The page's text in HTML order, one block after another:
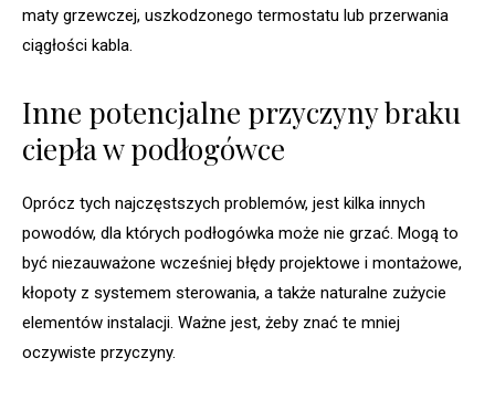
maty grzewczej, uszkodzonego termostatu lub przerwania
ciągłości kabla.
Inne potencjalne przyczyny braku
ciepła w podłogówce
Oprócz tych najczęstszych problemów, jest kilka innych
powodów, dla których podłogówka może nie grzać. Mogą to
być niezauważone wcześniej błędy projektowe i montażowe,
kłopoty z systemem sterowania, a także naturalne zużycie
elementów instalacji. Ważne jest, żeby znać te mniej
oczywiste przyczyny.